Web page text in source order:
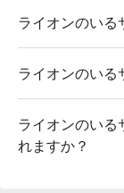
ライオンのいる
ライオンのいる
ライオンのいる
れますか？